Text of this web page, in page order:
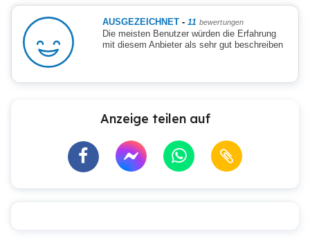
AUSGEZEICHNET - 11 bewertungen
Die meisten Benutzer würden die Erfahrung
mit diesem Anbieter als sehr gut beschreiben
Anzeige teilen auf